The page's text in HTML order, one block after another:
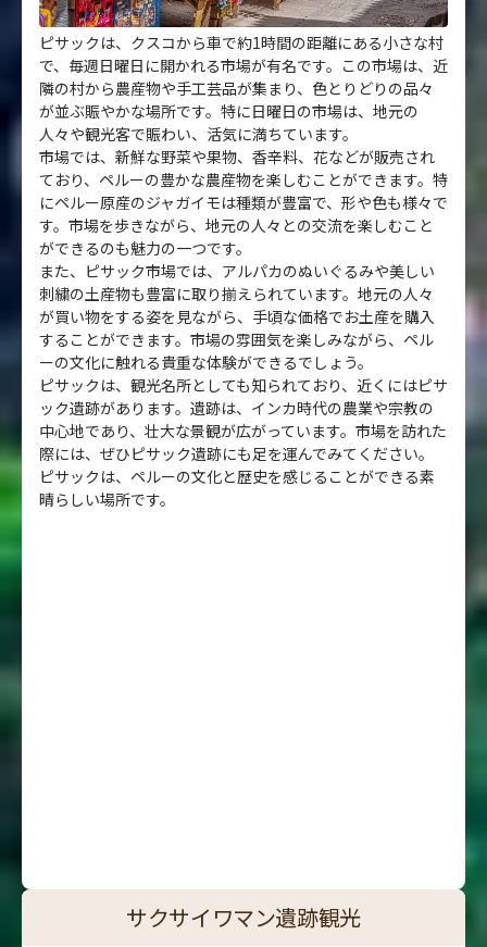
ピサックは、クスコから車で約1時間の距離にある小さな村
で、毎週日曜日に開かれる市場が有名です。この市場は、近
隣の村から農産物や手工芸品が集まり、色とりどりの品々
が並ぶ賑やかな場所です。特に日曜日の市場は、地元の
人々や観光客で賑わい、活気に満ちています。
市場では、新鮮な野菜や果物、香辛料、花などが販売され
ており、ペルーの豊かな農産物を楽しむことができます。特
にペルー原産のジャガイモは種類が豊富で、形や色も様々で
す。市場を歩きながら、地元の人々との交流を楽しむこと
ができるのも魅力の一つです。
また、ピサック市場では、アルパカのぬいぐるみや美しい
刺繍の土産物も豊富に取り揃えられています。地元の人々
が買い物をする姿を見ながら、手頃な価格でお土産を購入
することができます。市場の雰囲気を楽しみながら、ペル
ーの文化に触れる貴重な体験ができるでしょう。
ピサックは、観光名所としても知られており、近くにはピサ
ック遺跡があります。遺跡は、インカ時代の農業や宗教の
中心地であり、壮大な景観が広がっています。市場を訪れた
際には、ぜひピサック遺跡にも足を運んでみてください。
ピサックは、ペルーの文化と歴史を感じることができる素
晴らしい場所です。
サクサイワマン遺跡観光